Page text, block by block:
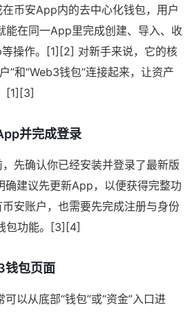
币安App内的去中心化钱包，用户
能在同一App里完成创建、导入、收
操作。[1][2] 对新手来说，它的核
”和“Web3钱包”连接起来，让资产
[1][3]
并完成登录
先确认你已经安装并登录了最新版
确建议先更新App，以便获得完整功
安账户，也需要先完成注册与身份
包功能。[3][4]
钱包页面
以从底部“钱包”或“资金”入口进